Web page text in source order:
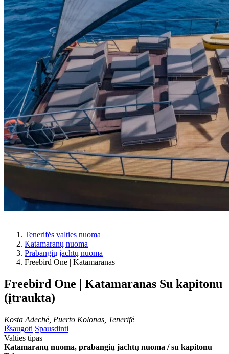
Tenerifės valties nuoma
Katamaranų nuoma
Prabangių jachtų nuoma
Freebird One | Katamaranas
Freebird One | Katamaranas Su kapitonu
(įtraukta)
Kosta Adechė, Puerto Kolonas, Tenerifė
Išsaugoti Spausdinti
Valties tipas
Katamaranų nuoma, prabangių jachtų nuoma / su kapitonu